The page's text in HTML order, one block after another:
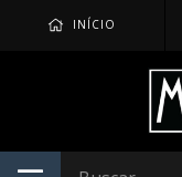
INÍCIO